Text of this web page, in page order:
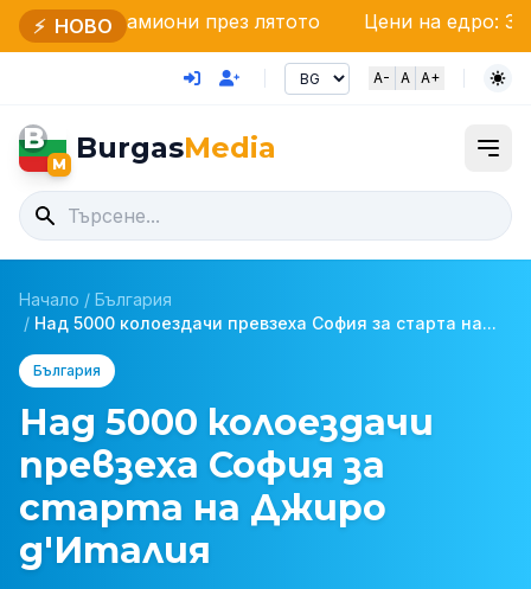
⚡ НОВО
през лятото Цени на едро: Зеленчуците и
A- A A+
B
M BurgasMedia
Начало / България
/ Над 5000 колоездачи превзеха София за старта на...
България
Над 5000 колоездачи
превзеха София за
старта на Джиро
д'Италия